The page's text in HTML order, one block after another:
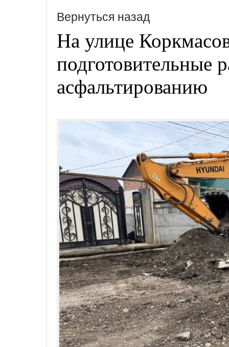
Вернуться назад
На улице
подготовительные
асфальтированию